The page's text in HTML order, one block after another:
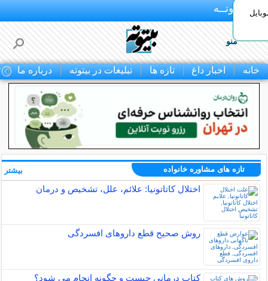
بـیتوتــه
منو
خانه اخبار داغ تازه ها تبلیغات در بیتوته درباره ما
تازه های مشاوره خانواده
اختلال کاتاتونیا: علائم، علل، تشخیص و درمان
روش صحیح قطع داروهای افسردگی
کتاب درمانی چیست و چگونه انجام می شود؟
بیشتر